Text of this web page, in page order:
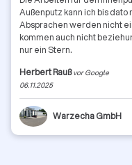
Außenputz kann ich bis
Absprachen werden nicht
kommen auch nicht
nur ein Stern.
Herbert Rauß vor Google
06.11.2025
Warzecha GmbH